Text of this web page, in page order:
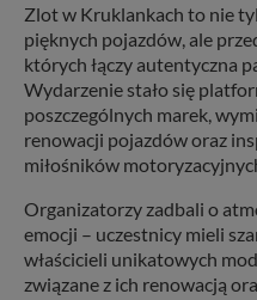
Zlot w Kruklankach to nie
pięknych pojazdów, ale
których łączy autentyczna
Wydarzenie stało się
poszczególnych marek,
renowacji pojazdów oraz
miłośników
Organizatorzy zadbali o
emocji – uczestnicy mieli
właścicieli unikatowych
związane z ich renowacją